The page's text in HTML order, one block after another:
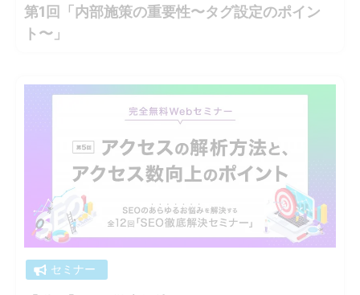
第1回「内部施策の重要性〜タグ設定のポイン
ト〜」
セミナー